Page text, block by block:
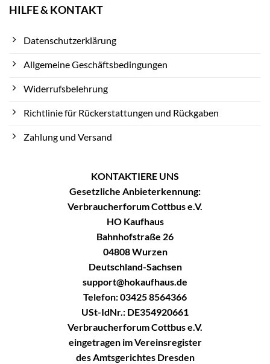
HILFE & KONTAKT
Datenschutzerklärung
Allgemeine Geschäftsbedingungen
Widerrufsbelehrung
Richtlinie für Rückerstattungen und Rückgaben
Zahlung und Versand
KONTAKTIERE UNS
Gesetzliche Anbieterkennung:
Verbraucherforum Cottbus e.V.
HO Kaufhaus
Bahnhofstraße 26
04808 Wurzen
Deutschland-Sachsen
support@hokaufhaus.de
Telefon: 03425 8564366
USt-IdNr.: DE354920661
Verbraucherforum Cottbus e.V.
eingetragen im Vereinsregister
des Amtsgerichtes Dresden